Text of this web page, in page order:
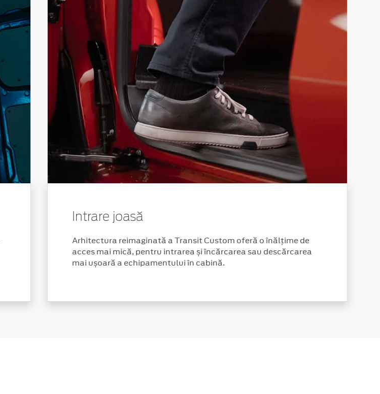
Intrare joasă
Arhitectura reimaginată a Transit Custom oferă o înălțime de
acces mai mică, pentru intrarea și încărcarea sau descărcarea
mai ușoară a echipamentului în cabină.